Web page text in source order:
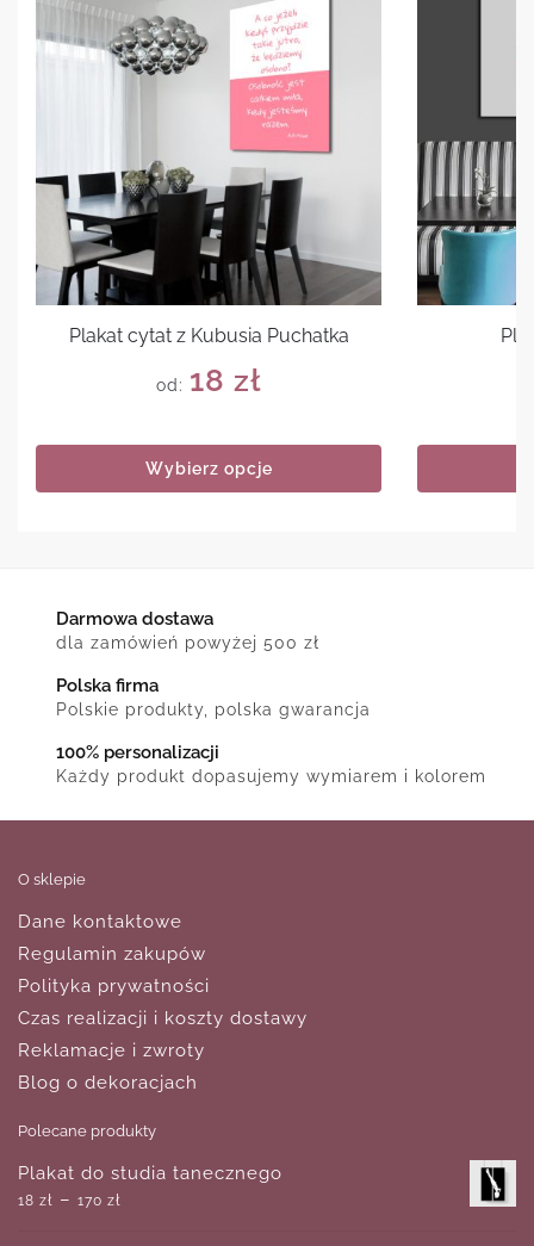
Plakat cytat z Kubusia Puchatka
od: 18 zł
Wybierz opcje
Darmowa dostawa
dla zamówień powyżej 500 zł
Polska firma
Polskie produkty, polska gwarancja
100% personalizacji
Każdy produkt dopasujemy wymiarem i kolorem
O sklepie
Dane kontaktowe
Regulamin zakupów
Polityka prywatności
Czas realizacji i koszty dostawy
Reklamacje i zwroty
Blog o dekoracjach
Polecane produkty
Plakat do studia tanecznego
18 zł – 170 zł